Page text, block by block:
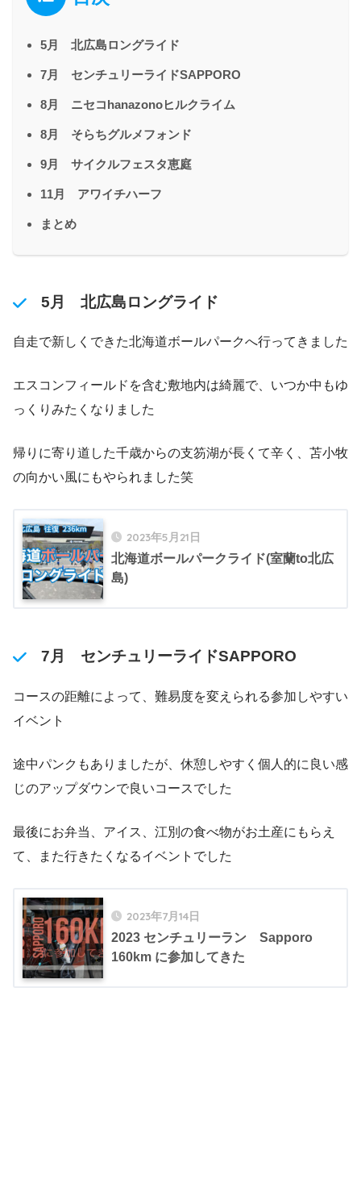
5月 北広島ロングライド
7月 センチュリーライドSAPPORO
8月 ニセコhanazonoヒルクライム
8月 そらちグルメフォンド
9月 サイクルフェスタ恵庭
11月 アワイチハーフ
まとめ
5月 北広島ロングライド
自走で新しくできた北海道ボールパークへ行ってきました
エスコンフィールドを含む敷地内は綺麗で、いつか中もゆ
っくりみたくなりました
帰りに寄り道した千歳からの支笏湖が長くて辛く、苫小牧
の向かい風にもやられました笑
2023年5月21日
北海道ボールパークライド(室蘭to北広
島)
7月 センチュリーライドSAPPORO
コースの距離によって、難易度を変えられる参加しやすい
イベント
途中パンクもありましたが、休憩しやすく個人的に良い感
じのアップダウンで良いコースでした
最後にお弁当、アイス、江別の食べ物がお土産にもらえ
て、また行きたくなるイベントでした
2023年7月14日
2023 センチュリーラン Sapporo
160km に参加してきた